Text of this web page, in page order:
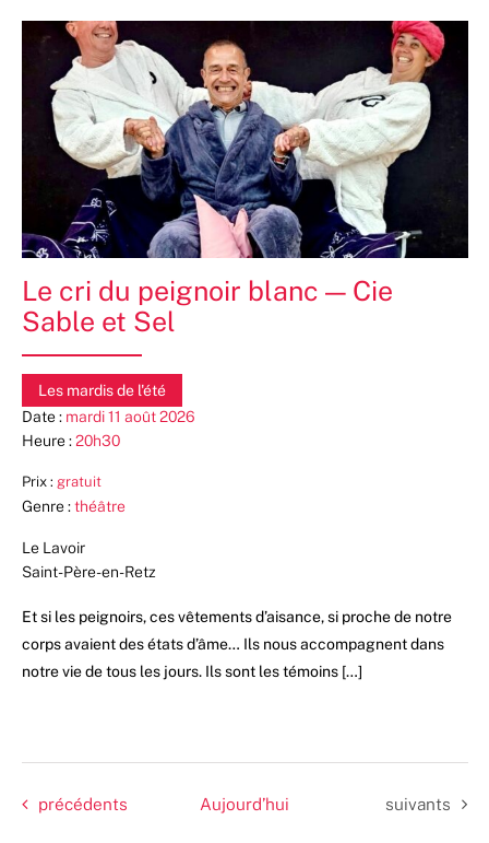
Le cri du peignoir blanc — Cie
Sable et Sel
Les mardis de l'été
Date : mardi 11 août 2026
Heure :20h30
Prix : gratuit
Genre :théâtre
Le Lavoir
Saint-Père-en-Retz
Et si les peignoirs, ces vêtements d’aisance, si proche de notre
corps avaient des états d’âme… Ils nous accompagnent dans
notre vie de tous les jours. Ils sont les témoins […]
Évènements
précédents Aujourd’hui Évènements
suivants